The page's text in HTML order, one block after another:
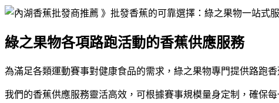
綠之果物各項路跑活動的香蕉供應服務
為滿足各類運動賽事對健康食品的需求，綠之果物專門提供路跑
我們的香蕉供應服務靈活高效，可根據賽事規模量身定制，確保